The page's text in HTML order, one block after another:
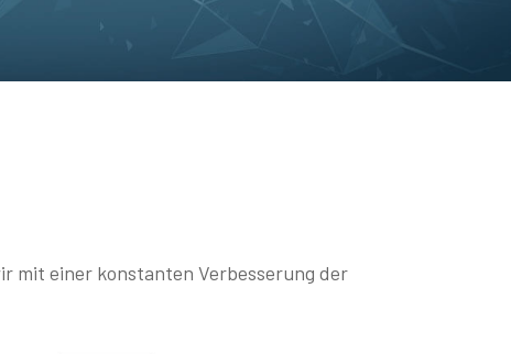
mit einer konstanten Verbesserung der